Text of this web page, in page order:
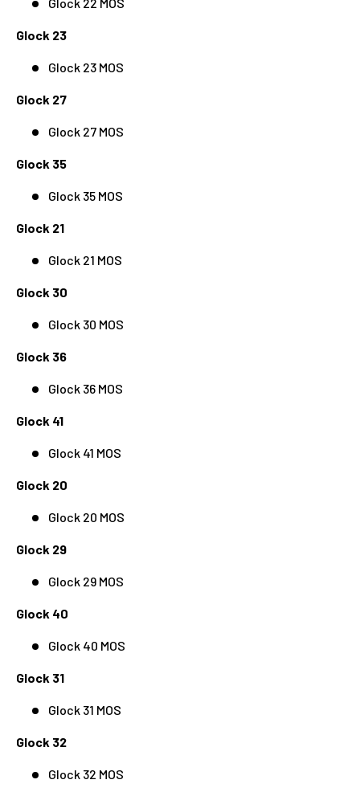
Glock 22 MOS
Glock 23
Glock 23 MOS
Glock 27
Glock 27 MOS
Glock 35
Glock 35 MOS
Glock 21
Glock 21 MOS
Glock 30
Glock 30 MOS
Glock 36
Glock 36 MOS
Glock 41
Glock 41 MOS
Glock 20
Glock 20 MOS
Glock 29
Glock 29 MOS
Glock 40
Glock 40 MOS
Glock 31
Glock 31 MOS
Glock 32
Glock 32 MOS